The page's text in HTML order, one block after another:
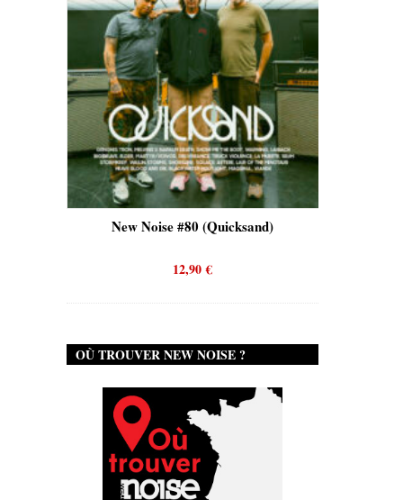
New Noise #80 (Quicksand)
12,90€
OÙ TROUVER NEW NOISE ?